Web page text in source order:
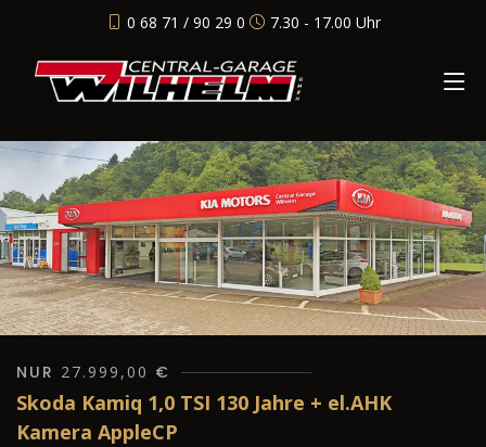
0 68 71 / 90 29 0 7.30 - 17.00 Uhr
NUR 27.999,00 €
Skoda Kamiq 1,0 TSI 130 Jahre + el.AHK
Kamera AppleCP